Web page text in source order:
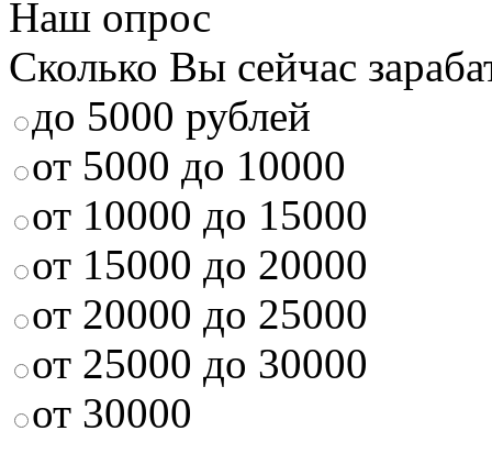
Наш опрос
Сколько Вы сейчас
до 5000 рублей
от 5000 до 10000
от 10000 до 15000
от 15000 до 20000
от 20000 до 25000
от 25000 до 30000
от 30000